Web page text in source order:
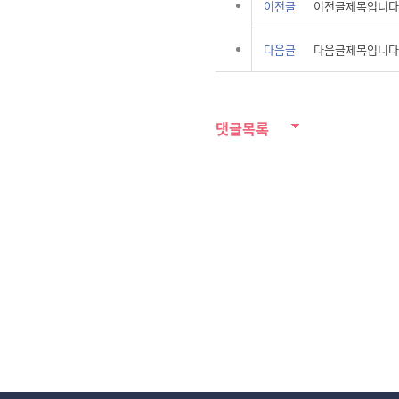
이전글 이전글제목입니
다음글 다음글제목입니
댓글목록